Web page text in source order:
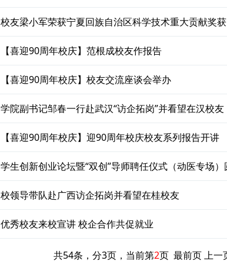
校友梁小军荣获宁夏回族自治区科学技术重大贡献奖获
【喜迎90周年校庆】范根成校友作报告
【喜迎90周年校庆】校友交流座谈会举办
学院副书记邹春一行赴武汉“访企拓岗”并看望在汉校友
【喜迎90周年校庆】迎90周年校庆校友系列报告开讲
学生创新创业论坛暨“双创”导师聘任仪式（动医专场
校领导带队赴广西访企拓岗并看望在桂校友
优秀校友来校宣讲 校企合作共促就业
共54条，分3页，当前第2页 最前页 上一